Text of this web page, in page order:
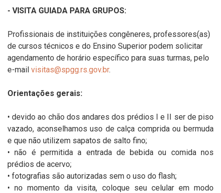
- VISITA GUIADA PARA GRUPOS:
Profissionais de instituições congêneres, professores(as)
de cursos técnicos e do Ensino Superior podem solicitar
agendamento de horário específico para suas turmas, pelo
e-mail visitas@spgg.rs.gov.br.
Orientações gerais:
• devido ao chão dos andares dos prédios I e II ser de piso
vazado, aconselhamos uso de calça comprida ou bermuda
e que não utilizem sapatos de salto fino;
• não é permitida a entrada de bebida ou comida nos
prédios de acervo;
• fotografias são autorizadas sem o uso do flash;
• no momento da visita, coloque seu celular em modo